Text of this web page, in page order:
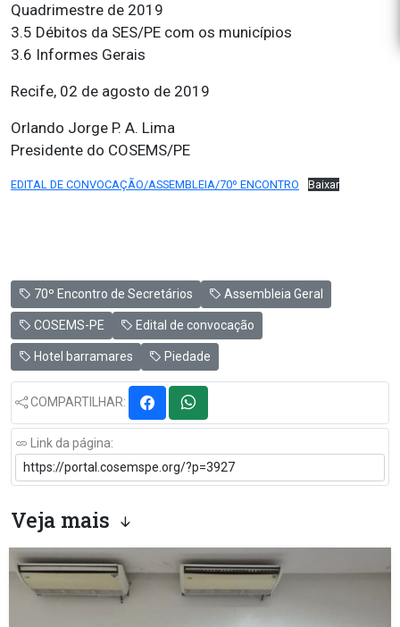
Quadrimestre de 2019
3.5 Débitos da SES/PE com os municípios
3.6 Informes Gerais
Recife, 02 de agosto de 2019
Orlando Jorge P. A. Lima
Presidente do COSEMS/PE
EDITAL DE CONVOCAÇÃO/ASSEMBLEIA/70º ENCONTRO Baixar
70º Encontro de Secretários Assembleia Geral
COSEMS-PE Edital de convocação
Hotel barramares Piedade
COMPARTILHAR:
Link da página:
Veja mais